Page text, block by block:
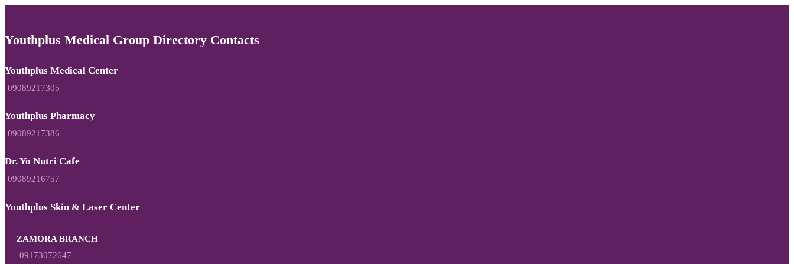
Youthplus Medical Group Directory Contacts
Youthplus Medical Center
09089217305
Youthplus Pharmacy
09089217386
Dr. Yo Nutri Cafe
09089216757
Youthplus Skin & Laser Center
ZAMORA BRANCH
09173072647